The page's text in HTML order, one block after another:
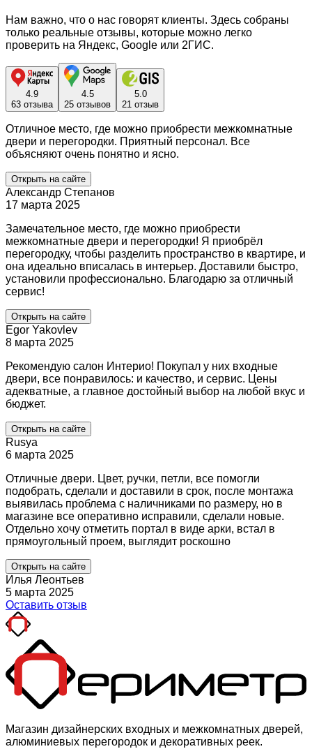
Нам важно, что о нас говорят клиенты. Здесь собраны
только реальные отзывы, которые можно легко
проверить на Яндекс, Google или 2ГИС.
4.9
63 отзыва
4.5
25 отзывов
5.0
21 отзыв
Отличное место, где можно приобрести межкомнатные
двери и перегородки. Приятный персонал. Все
объясняют очень понятно и ясно.
Открыть на сайте
Александр Степанов
17 марта 2025
Замечательное место, где можно приобрести
межкомнатные двери и перегородки! Я приобрёл
перегородку, чтобы разделить пространство в квартире, и
она идеально вписалась в интерьер. Доставили быстро,
установили профессионально. Благодарю за отличный
сервис!
Открыть на сайте
Egor Yakovlev
8 марта 2025
Рекомендую салон Интерио! Покупал у них входные
двери, все понравилось: и качество, и сервис. Цены
адекватные, а главное достойный выбор на любой вкус и
бюджет.
Открыть на сайте
Rusya
6 марта 2025
Отличные двери. Цвет, ручки, петли, все помогли
подобрать, сделали и доставили в срок, после монтажа
выявилась проблема с наличниками по размеру, но в
магазине все оперативно исправили, сделали новые.
Отдельно хочу отметить портал в виде арки, встал в
прямоугольный проем, выглядит роскошно
Открыть на сайте
Илья Леонтьев
5 марта 2025
Оставить отзыв
Магазин дизайнерских входных и межкомнатных дверей,
алюминиевых перегородок и декоративных реек.